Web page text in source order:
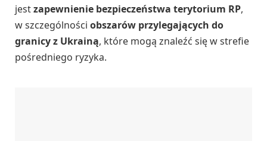
jestzapewnienie bezpieczeństwa terytorium RP,
w szczególności obszarów przylegających do
granicy z Ukrainą, które mogą znaleźć się w strefie
pośredniego ryzyka.